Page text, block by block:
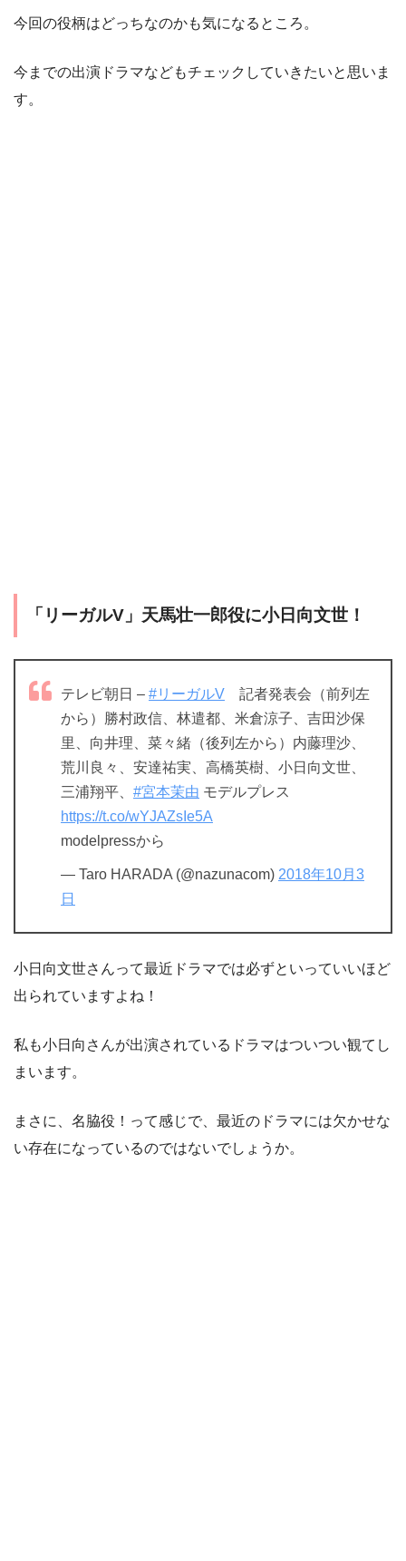
今回の役柄はどっちなのかも気になるところ。
今までの出演ドラマなどもチェックしていきたいと思いま
す。
「リーガルV」天馬壮一郎役に小日向文世！
テレビ朝日 – #リーガルV 記者発表会（前列左
から）勝村政信、林遣都、米倉涼子、吉田沙保
里、向井理、菜々緒（後列左から）内藤理沙、
荒川良々、安達祐実、高橋英樹、小日向文世、
三浦翔平、 #宮本茉由 モデルプレス
https://t.co/wYJAZsIe5A
modelpressから
— Taro HARADA (@nazunacom) 2018年10月3
日
小日向文世さんって最近ドラマでは必ずといっていいほど
出られていますよね！
私も小日向さんが出演されているドラマはついつい観てし
まいます。
まさに、名脇役！って感じで、最近のドラマには欠かせな
い存在になっているのではないでしょうか。